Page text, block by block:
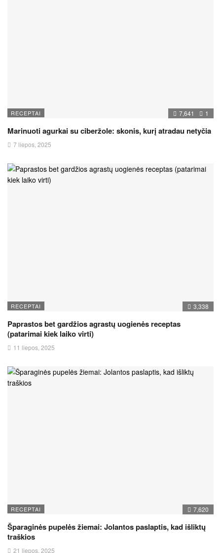
RECEPTAI 7,641 1
Marinuoti agurkai su ciberžole: skonis, kurį atradau netyčia
7 liepos, 2025
RECEPTAI 3,338
Paprastos bet gardžios agrastų uogienės receptas
(patarimai kiek laiko virti)
11 liepos, 2025
RECEPTAI 7,620
Šparaginės pupelės žiemai: Jolantos paslaptis, kad išliktų
traškios
21 liepos, 2025